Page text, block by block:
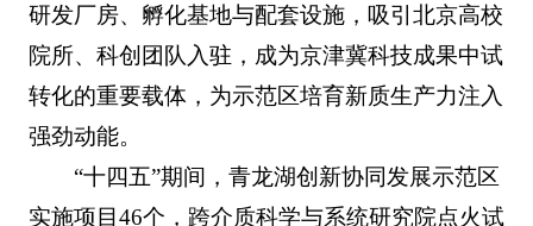
研发厂房、孵化基地与配套设施，吸引北京高校
院所、科创团队入驻，成为京津冀科技成果中试
转化的重要载体，为示范区培育新质生产力注入
强劲动能。
“十四五”期间，青龙湖创新协同发展示范区
实施项目46个，跨介质科学与系统研究院点火试